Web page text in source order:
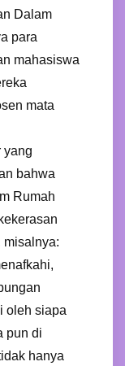
Dalam
para
mahasiswa
mata
yang
bahwa
Rumah
misalnya:
oleh siapa
pun di
hanya